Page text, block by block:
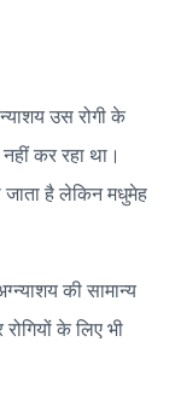
उस रोगी के
कर रहा था।
जाता है लेकिन मधुमेह
की सामान्य
के लिए भी